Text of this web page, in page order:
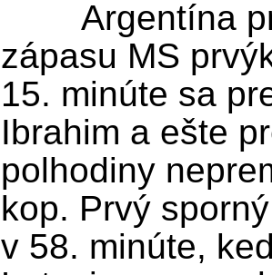
zápasu MS
15. minúte sa
Ibrahim a ešte
polhodiny
kop. Prvý
v 58. minúte,